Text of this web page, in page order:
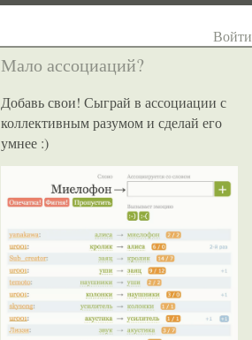
Войти
Мало ассоциаций?
Добавь свои! Сыграй в ассоциации с
коллективным разумом и сделай его
умнее :)